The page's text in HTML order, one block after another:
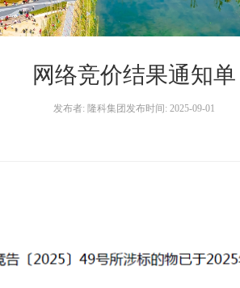
网络竞价结果通知单
发布者: 隆科集团发布时间: 2025-09-01